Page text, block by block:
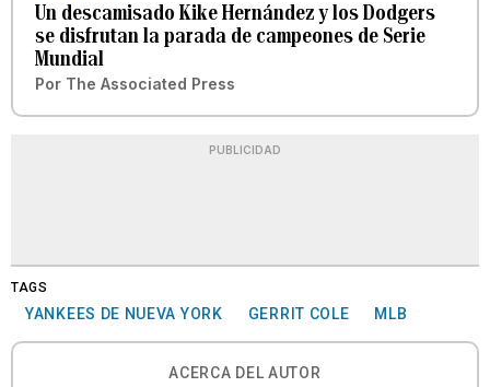
Un descamisado Kike Hernández y los Dodgers
se disfrutan la parada de campeones de Serie
Mundial
Por The Associated Press
PUBLICIDAD
TAGS
YANKEES DE NUEVA YORK GERRIT COLE MLB
ACERCA DEL AUTOR